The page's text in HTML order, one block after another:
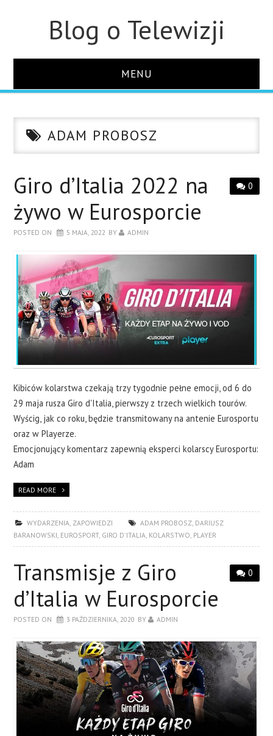
Blog o Telewizji
MENU
O STRONIEADAM PROBOSZ
0
Giro d’Italia 2022 na
żywo w Eurosporcie
POSTED ON 5 MAJA, 2022 BY ADMIN
Kibiców kolarstwa czekają trzy tygodnie pełne emocji, od 6 do
29 maja rusza Giro d'Italia, pierwszy z trzech wielkich tourów.
Wyścig, jak co roku, będzie transmitowany na antenie Eurosportu
oraz w Playerze.
Emocjonujący komentarz zapewnią eksperci kolarscy Eurosportu:
Adam
READ MORE
WYDARZENIA, ZAPOWIEDZI ADAM PROBOSZ, DARIUSZ
BARANOWSKI, EUROSPORT, GIRO D'ITALIA, KOLARSTWO, PLAYER
0
Transmisje z Giro
d’Italia w Eurosporcie
POSTED ON 3 PAŹDZIERNIKA, 2020 BY ADMIN